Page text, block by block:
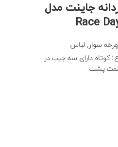
جاینت مدل
Race
سوار , لباس
: کوتاه دارای سه جیب در
پشت